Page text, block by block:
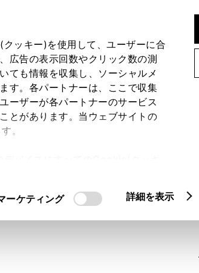
ッキー)を使用して、ユーザーに合
広告の表示回数やクリック数の測
ても情報を収集し、ソーシャルメ
す。各パートナーは、ここで収集
ーザーが各パートナーのサービス
とがあります。当ウェブサイトの
。
ーケティング 詳細を表示
確認
ログインして自動入力